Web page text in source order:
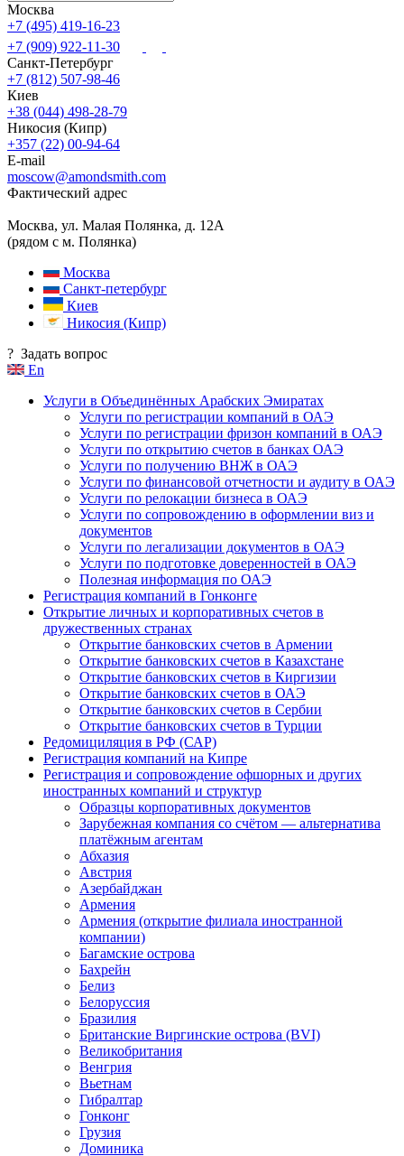
Москва
+7 (495) 419-16-23
+7 (909) 922-11-30
Санкт-Петербург
+7 (812) 507-98-46
Киев
+38 (044) 498-28-79
Никосия (Кипр)
+357 (22) 00-94-64
E-mail
moscow@amondsmith.com
Фактический адрес
Москва, ул. Малая Полянка, д. 12А
(рядом с м. Полянка)
Москва
Санкт-петербург
Киев
Никосия (Кипр)
? Задать вопрос
En
Услуги в Объединённых Арабских Эмиратах
Услуги по регистрации компаний в ОАЭ
Услуги по регистрации фризон компаний в ОАЭ
Услуги по открытию счетов в банках ОАЭ
Услуги по получению ВНЖ в ОАЭ
Услуги по финансовой отчетности и аудиту в ОАЭ
Услуги по релокации бизнеса в ОАЭ
Услуги по сопровождению в оформлении виз и
документов
Услуги по легализации документов в ОАЭ
Услуги по подготовке доверенностей в ОАЭ
Полезная информация по ОАЭ
Регистрация компаний в Гонконге
Открытие личных и корпоративных счетов в
дружественных странах
Открытие банковских счетов в Армении
Открытие банковских счетов в Казахстане
Открытие банковских счетов в Киргизии
Открытие банковских счетов в ОАЭ
Открытие банковских счетов в Сербии
Открытие банковских счетов в Турции
Редомициляция в РФ (САР)
Регистрация компаний на Кипре
Регистрация и сопровождение офшорных и других
иностранных компаний и структур
Образцы корпоративных документов
Зарубежная компания со счётом — альтернатива
платёжным агентам
Абхазия
Австрия
Азербайджан
Армения
Армения (открытие филиала иностранной
компании)
Багамские острова
Бахрейн
Белиз
Белоруссия
Бразилия
Британские Виргинские острова (BVI)
Великобритания
Венгрия
Вьетнам
Гибралтар
Гонконг
Грузия
Доминика